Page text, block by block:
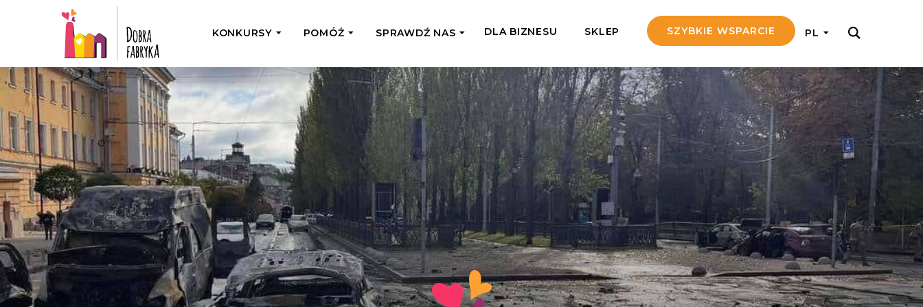
KONKURSY
Wyjedź z Nami
Odwiedź jedno z miejsc, w których
działamy
Przybij 5 w 7 Ogrodach
Wyjedź do Grecji z Michałem
Żakowskim z Radia 357
POMÓŻ
POMAGAM JEDNORAZOWO
Przekaż Kalorie
Podaruj dziecku posiłek z okazji Dnia
Dziecka
Podaruj 1,5%
Przekaż niewielką część swojego
podatku naszym podopiecznym
Pilna Pomoc
Przekaż pomoc tam, gdzie jest teraz
najbardziej potrzebna
WSPIERAM REGULARNIE
Przybij nam 5!
Pomagaj efektywnie, przekazując na
pomoc 5 zł tygodniowo
Adoptuj Seniora
Dołącz do rodziny Seniora, wspierając
go finansowo i emocjonalnie
Drużyny Aniołów
Wspieraj pracę konkretnego misjonarza
i pozostań z nim kontakcie
SPRAWDŹ NAS
Zespół Fundacji
Poznaj listonoszy przekazanego przez
Ciebie wsparcia
Jak pomagamy
Karmimy, Leczymy, Uczymy, Dajemy
Pracę – sprawdź co to oznacza w
praktyce
Co już zrobiliśmy
Przeczytaj historie ludzi, którym już
pomogliśmy
Gdzie działamy
DLA BIZNESU SKLEP SZYBKIE WSPARCIE PL